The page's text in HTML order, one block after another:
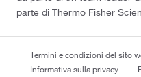
parte di Thermo Fisher
Termini e condizioni del sito
Informativa sulla privacy